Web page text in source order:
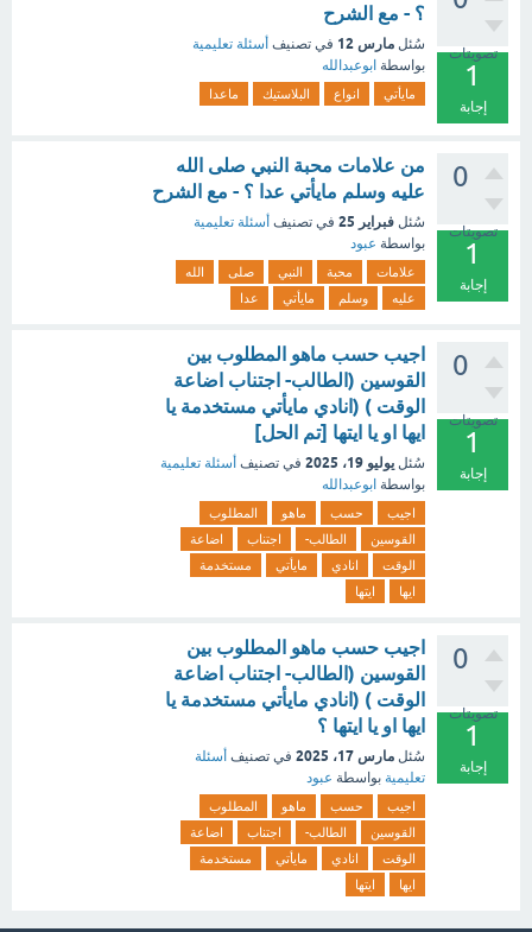
تصويتات
1
إجابة
؟ - مع الشرح
سُئل مارس 12 في تصنيف أسئلة تعليمية
بواسطة ابوعبدالله
مايأتي انواع البلاستيك ماعدا
0
تصويتات
1
إجابة
من علامات محبة النبي صلى الله
عليه وسلم مايأتي عدا ؟ - مع الشرح
سُئل فبراير 25 في تصنيف أسئلة تعليمية
بواسطة عبود
علامات محبة النبي صلى
الله
عليه
وسلم مايأتي عدا
0
تصويتات
1
إجابة
اجيب حسب ماهو المطلوب بين
القوسين (الطالب- اجتناب اضاعة
الوقت ) (انادي مايأتي مستخدمة يا
ايها او يا ايتها [تم الحل]
سُئل يوليو 19، 2025 في تصنيف أسئلة تعليمية
بواسطة ابوعبدالله
اجيب حسب ماهو
المطلوب
القوسين
الطالب- اجتناب
اضاعة
الوقت
انادي مايأتي
مستخدمة
ايها
ايتها
0
تصويتات
1
إجابة
اجيب حسب ماهو المطلوب بين
القوسين (الطالب- اجتناب اضاعة
الوقت ) (انادي مايأتي مستخدمة يا
ايها او يا ايتها ؟
سُئل مارس 17، 2025 في تصنيف أسئلة
تعليمية بواسطة عبود
اجيب حسب ماهو
المطلوب
القوسين
الطالب- اجتناب
اضاعة
الوقت
انادي مايأتي
مستخدمة
ايها
ايتها